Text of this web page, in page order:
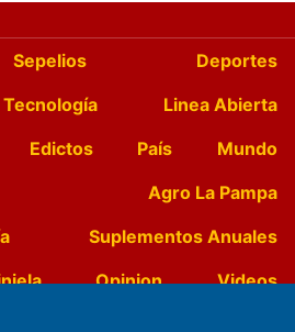
Sepelios
Deportes
Tecnología
Linea Abierta
Edictos País
Mundo
Agro La Pampa
Suplementos Anuales
Opinion
Videos